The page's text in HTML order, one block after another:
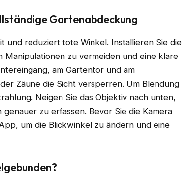
Gartenabdeckung
und reduziert tote Winkel. Installieren Sie die
zu vermeiden und eine klare
am Gartentor und am
Zäune die Sicht versperren. Um Blendung
Neigen Sie das Objektiv nach unten,
zu erfassen. Bevor Sie die Kamera
um die Blickwinkel zu ändern und eine